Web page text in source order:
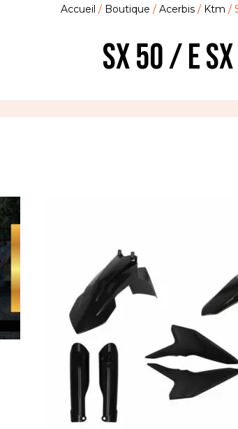
Accueil / Boutique / Acerbis / Ktm /
SX 50 / E